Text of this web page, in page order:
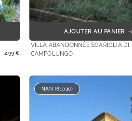
2,99 €
AJOUTER AU PANIER
VILLA ABANDONNÉE SGARIGLIA DI
CAMPOLUNGO
NAN (61030)